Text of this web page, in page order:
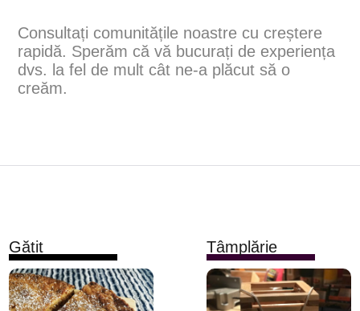
Consultați comunitățile noastre cu creștere
rapidă. Sperăm că vă bucurați de experiența
dvs. la fel de mult cât ne-a plăcut să o
creăm.
Gătit Tâmplărie